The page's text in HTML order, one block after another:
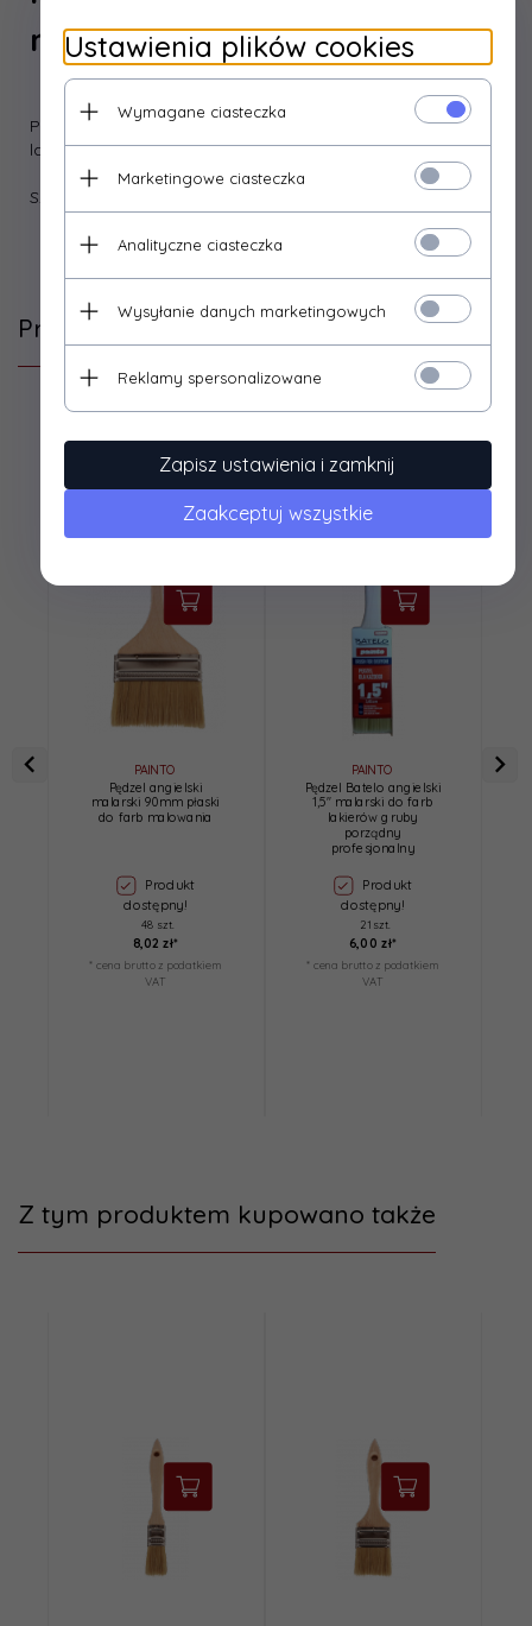
mm
Pędzel do malowania farbami akrylowymi, olejnymi,
lakierami, emulsjami.
Szerokość: 36 mm
Produkty, które mogą Cię zainteresować
PAINTO
Pędzel angielski
malarski 90mm płaski
do farb malowania
Produkt
dostępny!
48 szt.
8, 02 zł*
* cena brutto z podatkiem
VAT
PAINTO
Pędzel Batelo angielski
1,5″ malarski do farb
lakierów gruby
porządny
profesjonalny
Produkt
dostępny!
21 szt.
6, 00 zł*
* cena brutto z podatkiem
VAT
Z tym produktem kupowano także
Ustawienia plików cookies
Wymagane ciasteczka
Marketingowe ciasteczka
Analityczne ciasteczka
Wysyłanie danych marketingowych
Reklamy spersonalizowane
Zapisz ustawienia i zamknij
Zaakceptuj wszystkie